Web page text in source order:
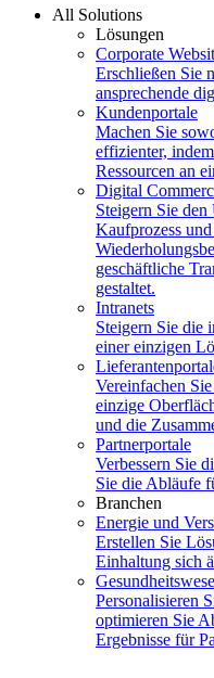
All Solutions
Lösungen
Corporate
Erschließen Sie
ansprechende
Kundenportale
Machen Sie
effizienter,
Ressourcen an
Digital
Steigern Sie
Kaufprozess
geschäftliche
gestaltet.
Intranets
Steigern Sie die
einer einzigen
Vereinfachen
einzige
und die
Partnerportale
Verbessern Sie
Sie die Abläufe
Branchen
Energie und
Erstellen Sie
Einhaltung sich
Personalisieren
optimieren Sie
Ergebnisse für